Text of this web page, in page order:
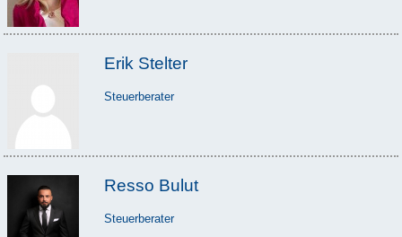
Erik Stelter
Steuerberater
Resso Bulut
Steuerberater